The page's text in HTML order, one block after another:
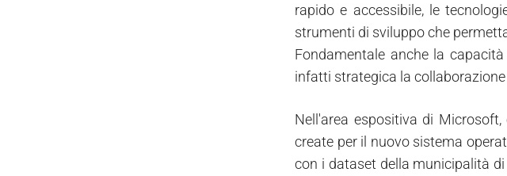
rapido e accessibile, le
strumenti di sviluppo che
Fondamentale anche la
infatti strategica la
Nell'area espositiva di
create per il nuovo sistema
con i dataset della municipalità